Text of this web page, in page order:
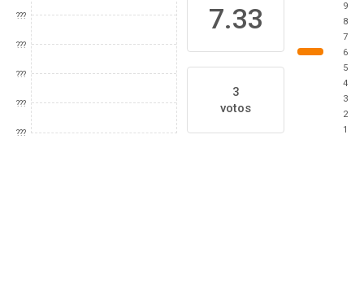
???
???
???
???
???
7.33
3
votos
9
8
7
6
5
4
3
2
1